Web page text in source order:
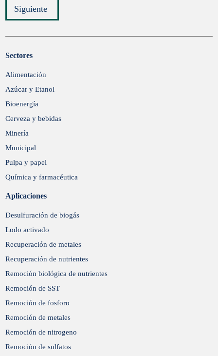
Siguiente
Enviar
Sectores
Alimentación
Azúcar y Etanol
Bioenergía
Cerveza y bebidas
Minería
Municipal
Pulpa y papel
Química y farmacéutica
Aplicaciones
Desulfuración de biogás
Lodo activado
Recuperación de metales
Recuperación de nutrientes
Remoción biológica de nutrientes
Remoción de SST
Remoción de fosforo
Remoción de metales
Remoción de nitrogeno
Remoción de sulfatos